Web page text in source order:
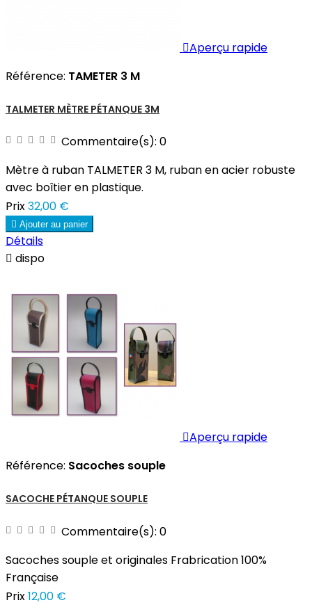
Aperçu rapide
Référence: TAMETER 3 M
TALMETER MÈTRE PÉTANQUE 3M
Commentaire(s): 0
Mètre à ruban TALMETER 3 M, ruban en acier robuste
avec boîtier en plastique.
Prix32,00 €
 Ajouter au panier
Détails
 dispo
Aperçu rapide
Référence: Sacoches souple
SACOCHE PÉTANQUE SOUPLE
Commentaire(s): 0
Sacoches souple et originales Frabrication 100%
Française
Prix12,00 €